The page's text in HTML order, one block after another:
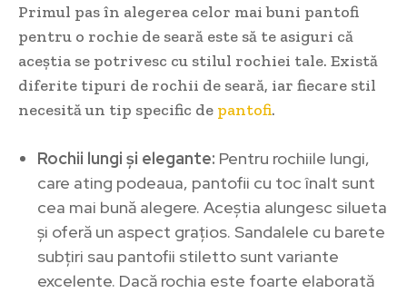
Primul pas în alegerea celor mai buni pantofi
pentru o rochie de seară este să te asiguri că
aceștia se potrivesc cu stilul rochiei tale. Există
diferite tipuri de rochii de seară, iar fiecare stil
necesită un tip specific de pantofi.
Rochii lungi și elegante: Pentru rochiile lungi,
care ating podeaua, pantofii cu toc înalt sunt
cea mai bună alegere. Aceștia alungesc silueta
și oferă un aspect grațios. Sandalele cu barete
subțiri sau pantofii stiletto sunt variante
excelente. Dacă rochia este foarte elaborată